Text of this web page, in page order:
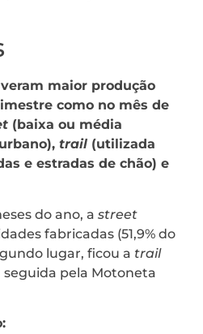
maior produção
como no mês de
(baixa ou média
trail (utilizada
e estradas de chão) e
do ano, a street
fabricadas (51,9% do
lugar, ficou a trail
seguida pela Motoneta